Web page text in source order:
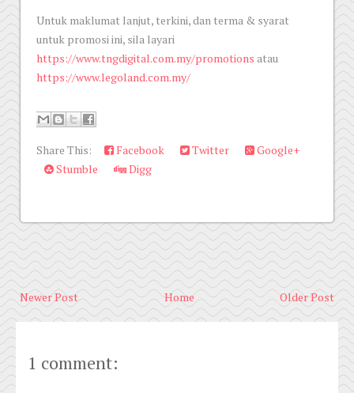
Untuk maklumat lanjut, terkini, dan terma & syarat
untuk promosi ini, sila layari
https://www.tngdigital.com.my/promotions atau
https://www.legoland.com.my/
Share This: Facebook Twitter
Google+
Stumble
Digg
Newer Post Older Post
Home
1 comment: